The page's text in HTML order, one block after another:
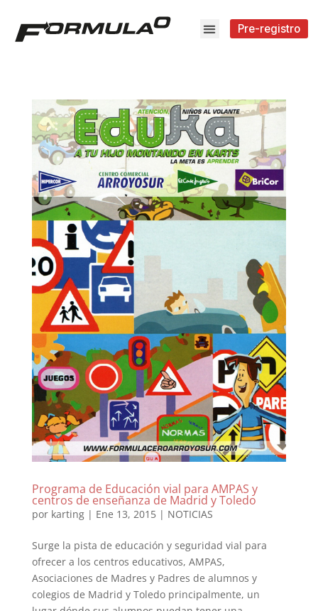
Pre-registro
Programa de Educación vial para AMPAS y
centros de enseñanza de Madrid y Toledo
por karting| Ene 13, 2015| NOTICIAS
Surge la pista de educación y seguridad vial para
ofrecer a los centros educativos, AMPAS,
Asociaciones de Madres y Padres de alumnos y
colegios de Madrid y Toledo principalmente, un